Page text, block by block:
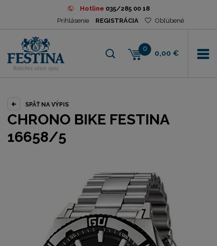
Hotline 035/285 00 18
Prihlásenie
REGISTRÁCIA Obľúbené
0
0,00 €
SPÄŤ NA VÝPIS
CHRONO BIKE FESTINA
16658/5